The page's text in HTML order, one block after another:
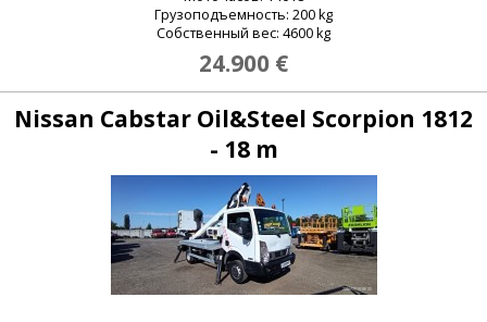
Грузоподъемность: 200 kg
Собственный вес: 4600 kg
24.900 €
Nissan Cabstar Oil&Steel Scorpion 1812
- 18 m